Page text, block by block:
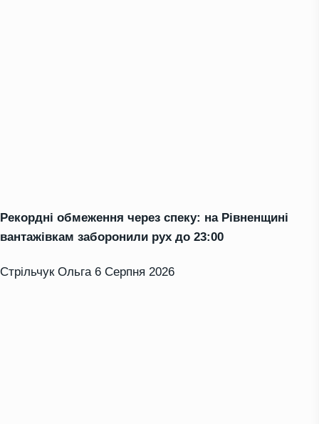
Рекордні обмеження через спеку: на Рівненщині
вантажівкам заборонили рух до 23:00
Стрільчук Ольга 6 Серпня 2026